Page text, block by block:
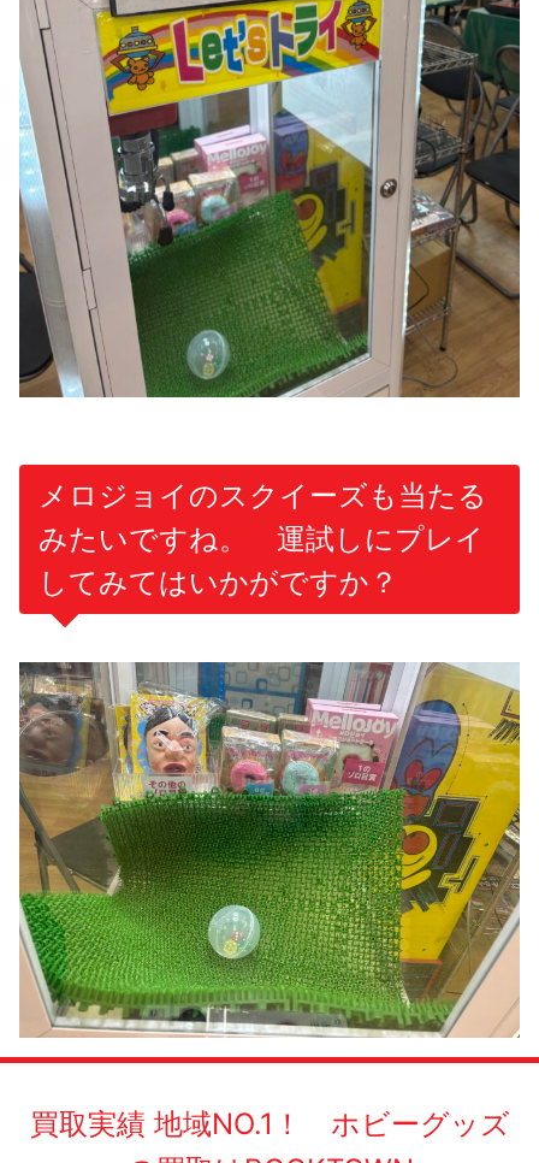
メロジョイのスクイーズも当たる
みたいですね。 運試しにプレイ
してみてはいかがですか？
買取実績 地域NO.1！ ホビーグッズ